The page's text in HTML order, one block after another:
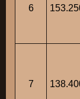
6
7